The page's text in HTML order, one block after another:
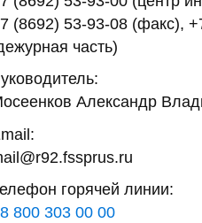
(8692) 53-93-08 (факс),
часть)
Александр
горячей линии:
8 800 303 00 00